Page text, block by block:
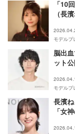
「10
（長
モデルプ
脳出
ット
モデルプ
長濱
「女